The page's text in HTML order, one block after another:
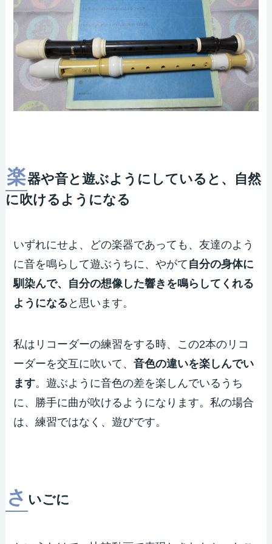
楽器や音と遊ぶようにしていると、自然
に吹けるようになる
いずれにせよ、どの楽器であっても、友達のよう
に音を鳴らして遊ぶうちに、やがて 自分の身体に
馴染んで、自分の想像した響きを鳴らしてくれる
ようになる と思います。
私はリコーダーの練習をする時、この2本のリコ
ーダーを交互に吹いて、音色の違いを楽しんでい
ます。遊ぶように音色の差を楽しんでいるうち
に、勝手に曲が吹けるようになります。私の場合
は、練習ではなく、遊びです。
さ いごに